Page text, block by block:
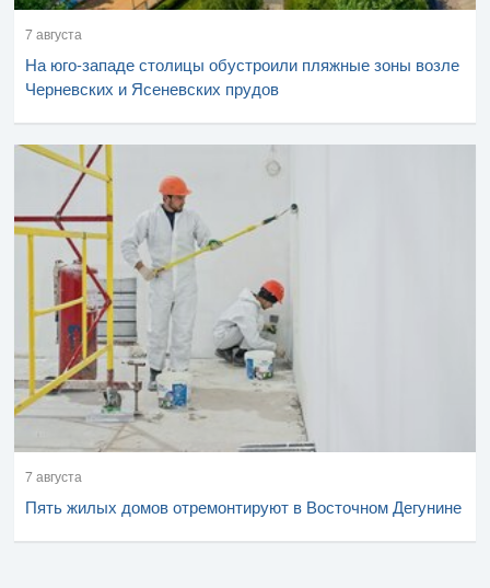
7 августа
На юго-западе столицы обустроили пляжные зоны возле
Черневских и Ясеневских прудов
7 августа
Пять жилых домов отремонтируют в Восточном Дегунине